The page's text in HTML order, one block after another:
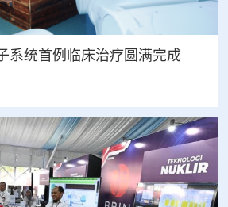
系统首例临床治疗圆满完成